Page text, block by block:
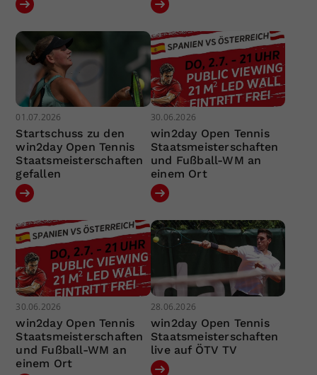
01.07.2026
Startschuss zu den
win2day Open Tennis
Staatsmeisterschaften
gefallen
30.06.2026
win2day Open Tennis
Staatsmeisterschaften
und Fußball-WM an
einem Ort
30.06.2026
win2day Open Tennis
Staatsmeisterschaften
und Fußball-WM an
einem Ort
28.06.2026
win2day Open Tennis
Staatsmeisterschaften
live auf ÖTV TV